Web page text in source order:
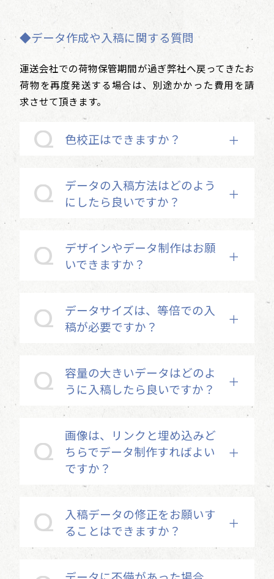
◆データ作成や入稿に関する質問
運送会社での荷物保管期間が過ぎ弊社へ戻ってきたお
荷物を再度発送する場合は、別途かかった費用を請
求させて頂きます。
色校正はできますか？
データの入稿方法はどのよう
にしたら良いですか？
デザインやデータ制作はお願
いできますか？
データサイズは、等倍での入
稿が必要ですか？
容量の大きいデータはどのよ
うに入稿したら良いですか？
画像は、リンクと埋め込みど
ちらでデータ制作すればよい
ですか？
入稿データの修正をお願いす
ることはできますか？